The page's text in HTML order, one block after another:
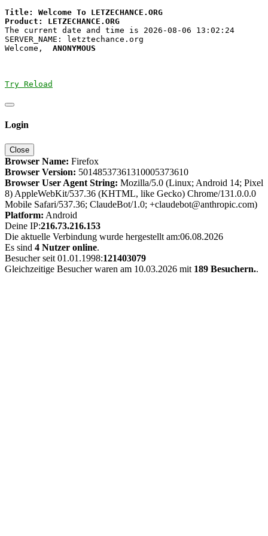
Title: Welcome To LETZECHANCE.ORG
The current date and time is 2026-08-06 13:02:24
SERVER_NAME: letztechance.org
Welcome, ANONYMOUS
Try Reload
Login
Close
Browser Name: Firefox
Browser Version: 50148537361310005373610
Browser User Agent String: Mozilla/5.0 (Linux; Android 14; Pixel
8) AppleWebKit/537.36 (KHTML, like Gecko) Chrome/131.0.0.0
Mobile Safari/537.36; ClaudeBot/1.0; +claudebot@anthropic.com)
Platform: Android
Deine IP:216.73.216.153
Die aktuelle Verbindung wurde hergestellt am:06.08.2026
Es sind 4 Nutzer online.
Besucher seit 01.01.1998:121403079
Gleichzeitige Besucher waren am 10.03.2026 mit 189 Besuchern..